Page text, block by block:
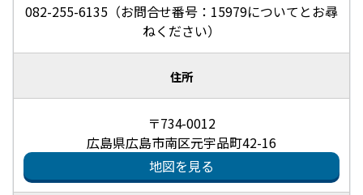
082-255-6135（お問合せ番号：15979についてとお尋
ねください）
住所
〒734-0012
広島県広島市南区元宇品町42-16
地図を見る